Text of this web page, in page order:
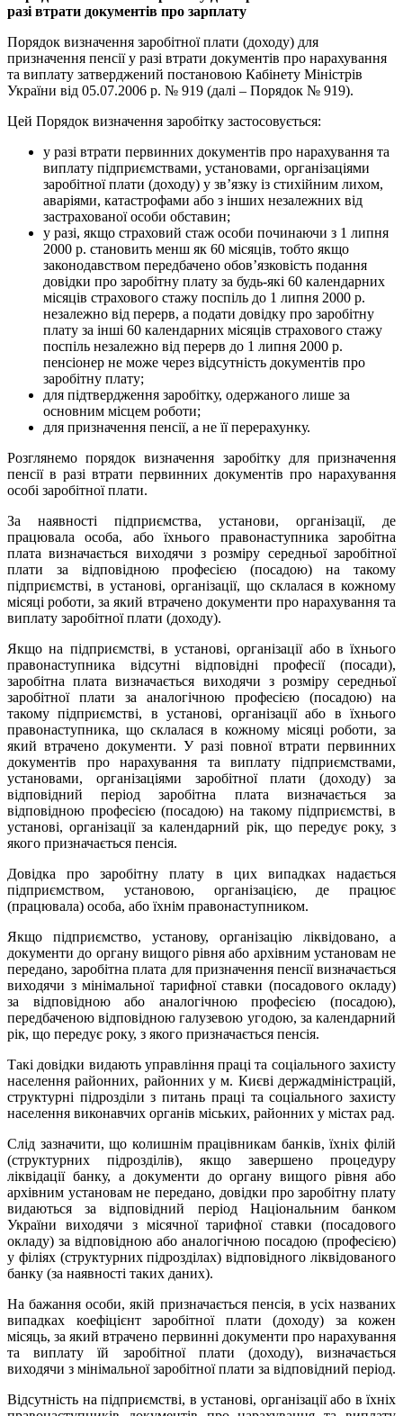
разі втрати документів про зарплату
Порядок визначення заробітної плати (доходу) для
призначення пенсії у разі втрати документів про нарахування
та виплату затверджений постановою Кабінету Міністрів
України від 05.07.2006 р. № 919 (далі – Порядок № 919).
Цей Порядок визначення заробітку застосовується:
у разі втрати первинних документів про нарахування та
виплату підприємствами, установами, організаціями
заробітної плати (доходу) у зв’язку із стихійним лихом,
аваріями, катастрофами або з інших незалежних від
застрахованої особи обставин;
у разі, якщо страховий стаж особи починаючи з 1 липня
2000 р. становить менш як 60 місяців, тобто якщо
законодавством передбачено обов’язковість подання
довідки про заробітну плату за будь-які 60 календарних
місяців страхового стажу поспіль до 1 липня 2000 р.
незалежно від перерв, а подати довідку про заробітну
плату за інші 60 календарних місяців страхового стажу
поспіль незалежно від перерв до 1 липня 2000 р.
пенсіонер не може через відсутність документів про
заробітну плату;
для підтвердження заробітку, одержаного лише за
основним місцем роботи;
для призначення пенсії, а не її перерахунку.
Розглянемо порядок визначення заробітку для призначення
пенсії в разі втрати первинних документів про нарахування
особі заробітної плати.
За наявності підприємства, установи, організації, де
працювала особа, або їхнього правонаступника заробітна
плата визначається виходячи з розміру середньої заробітної
плати за відповідною професією (посадою) на такому
підприємстві, в установі, організації, що склалася в кожному
місяці роботи, за який втрачено документи про нарахування та
виплату заробітної плати (доходу).
Якщо на підприємстві, в установі, організації або в їхнього
правонаступника відсутні відповідні професії (посади),
заробітна плата визначається виходячи з розміру середньої
заробітної плати за аналогічною професією (посадою) на
такому підприємстві, в установі, організації або в їхнього
правонаступника, що склалася в кожному місяці роботи, за
який втрачено документи. У разі повної втрати первинних
документів про нарахування та виплату підприємствами,
установами, організаціями заробітної плати (доходу) за
відповідний період заробітна плата визначається за
відповідною професією (посадою) на такому підприємстві, в
установі, організації за календарний рік, що передує року, з
якого призначається пенсія.
Довідка про заробітну плату в цих випадках надається
підприємством, установою, організацією, де працює
(працювала) особа, або їхнім правонаступником.
Якщо підприємство, установу, організацію ліквідовано, а
документи до органу вищого рівня або архівним установам не
передано, заробітна плата для призначення пенсії визначається
виходячи з мінімальної тарифної ставки (посадового окладу)
за відповідною або аналогічною професією (посадою),
передбаченою відповідною галузевою угодою, за календарний
рік, що передує року, з якого призначається пенсія.
Такі довідки видають управління праці та соціального захисту
населення районних, районних у м. Києві держадміністрацій,
структурні підрозділи з питань праці та соціального захисту
населення виконавчих органів міських, районних у містах рад.
Слід зазначити, що колишнім працівникам банків, їхніх філій
(структурних підрозділів), якщо завершено процедуру
ліквідації банку, а документи до органу вищого рівня або
архівним установам не передано, довідки про заробітну плату
видаються за відповідний період Національним банком
України виходячи з місячної тарифної ставки (посадового
окладу) за відповідною або аналогічною посадою (професією)
у філіях (структурних підрозділах) відповідного ліквідованого
банку (за наявності таких даних).
На бажання особи, якій призначається пенсія, в усіх названих
випадках коефіцієнт заробітної плати (доходу) за кожен
місяць, за який втрачено первинні документи про нарахування
та виплату їй заробітної плати (доходу), визначається
виходячи з мінімальної заробітної плати за відповідний період.
Відсутність на підприємстві, в установі, організації або в їхніх